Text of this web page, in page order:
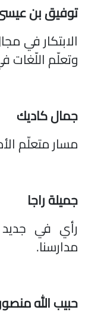
توفيق بن
الابتكار في
وتعلّم اللّغات
جمال كاديك
مسار متعلّم
جميلة راجا
رأي في جديد
مدارسنا.
حبيب الله